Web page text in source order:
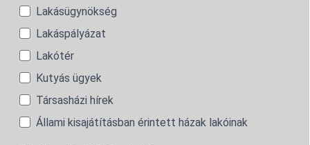
Lakásügynökség
Lakáspályázat
Lakótér
Kutyás ügyek
Társasházi hírek
Állami kisajátításban érintett házak lakóinak